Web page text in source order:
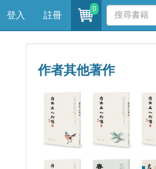
登入 註冊
0
作者其他著作